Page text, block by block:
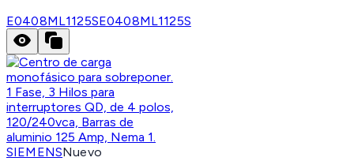
E0408ML1125SE0408ML1125S
SIEMENSNuevo